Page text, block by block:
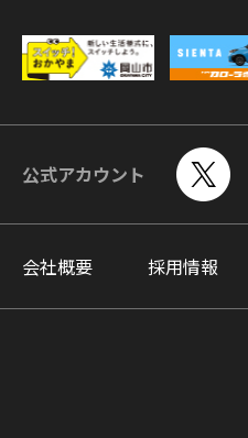
公式アカウント
会社概要 採用情報